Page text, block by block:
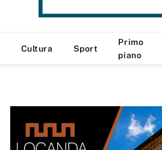
Cultura Sport
Primo
piano